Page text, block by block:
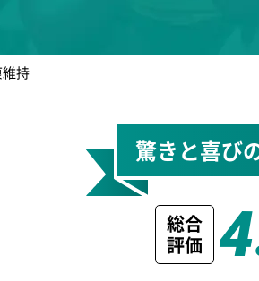
持
驚きと喜び
総合
評価